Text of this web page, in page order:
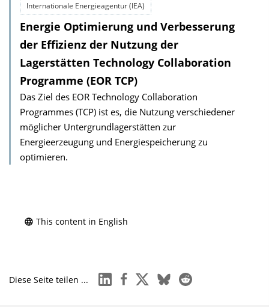
Internationale Energieagentur (IEA)
Energie Optimierung und Verbesserung
der Effizienz der Nutzung der
Lagerstätten Technology Collaboration
Programme (EOR TCP)
Das Ziel des EOR Technology Collaboration
Programmes (TCP) ist es, die Nutzung verschiedener
möglicher Untergrundlagerstätten zur
Energieerzeugung und Energiespeicherung zu
optimieren.
This content in English
Diese Seite teilen ... linkedinfacebook
x blueskyreddit